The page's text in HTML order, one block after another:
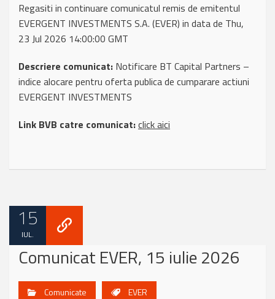
Regasiti in continuare comunicatul remis de emitentul
EVERGENT INVESTMENTS S.A. (EVER) in data de Thu,
23 Jul 2026 14:00:00 GMT
Descriere comunicat: Notificare BT Capital Partners –
indice alocare pentru oferta publica de cumparare actiuni
EVERGENT INVESTMENTS
Link BVB catre comunicat:click aici
15
IUL.
Comunicat EVER, 15 iulie 2026
Comunicate EVER